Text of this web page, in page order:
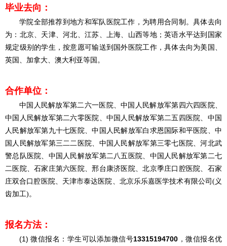
毕业去向 ：
学院全部推荐到地方和军队医院工作，为聘用合同制。具体去向
为：北京、天津、河北、江苏、上海、山西等地；英语水平达到国家
规定级别的学生，按意愿可输送到国外医院工作，具体去向为美国、
英国、加拿大、澳大利亚等国。
合作单位 ：
中国人民解放军第二六一医院、中国人民解放军第四六四医院、
中国人民解放军第二六零医院、中国人民解放军第二五四医院、中国
人民解放军第九十七医院、中国人民解放军白求恩国际和平医院、中
国人民解放军第三二二医院、中国人民解放军第三零七医院、河北武
警总队医院、中国人民解放军第二八五医院、中国人民解放军第二七
二医院、石家庄第六医院、邢台康济医院、北京季庄口腔医院、石家
庄双合口腔医院、天津市泰达医院、北京乐乐嘉医学技术有限公司(义
齿加工)。
报名方法：
(1) 微信报名：学生可以添加微信号13315194700 ，微信报名优